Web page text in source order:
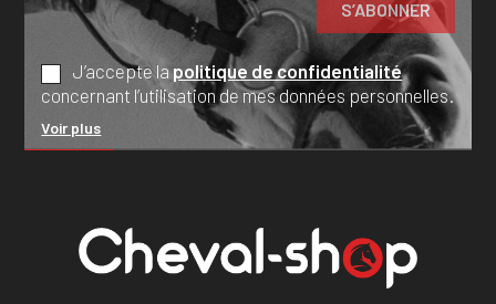
J’accepte lapolitique de confidentialité
concernant l’utilisation de mes données personnelles.
Voir plus